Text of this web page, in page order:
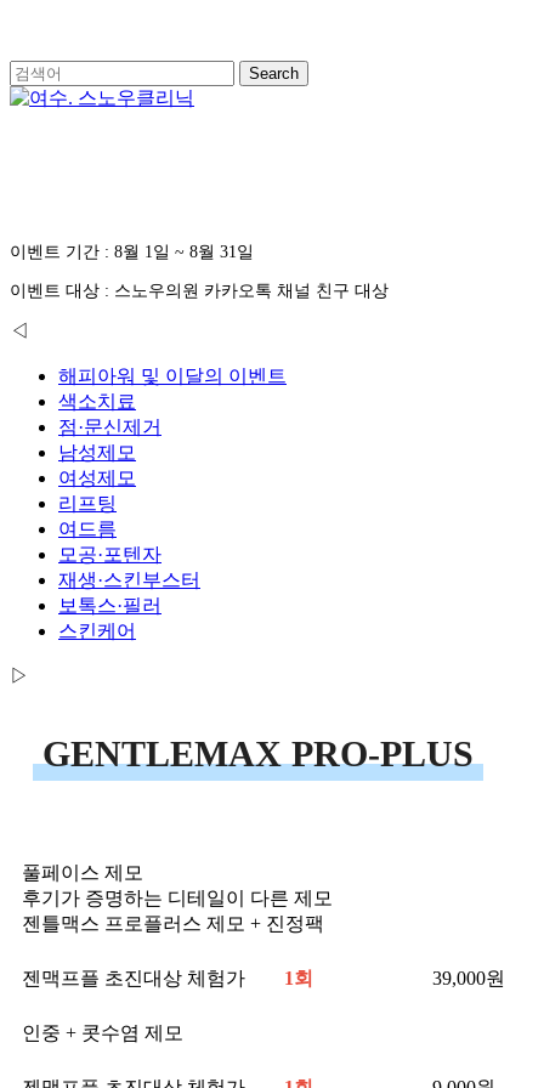
main
content
Search
Close
이벤트 기간 : 8월 1일 ~ 8월 31일
이벤트 대상 : 스노우의원 카카오톡 채널 친구 대상
◁
해피아워 및 이달의 이벤트
색소치료
점·문신제거
남성제모
여성제모
리프팅
여드름
모공·포텐자
재생·스킨부스터
보톡스·필러
스킨케어
▷
GENTLEMAX PRO-PLUS
풀페이스 제모
후기가 증명하는 디테일이 다른 제모
젠틀맥스 프로플러스 제모 + 진정팩
젠맥프플 초진대상 체험가
- 1회 39,000원
인중 + 콧수염 제모